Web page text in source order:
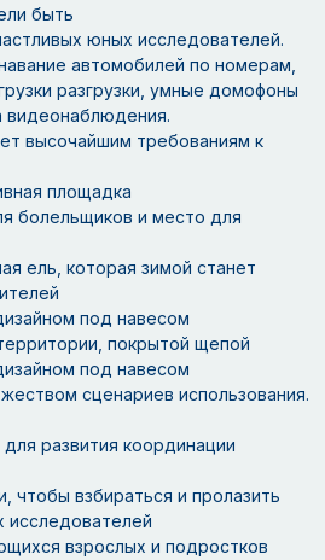
быть
юных исследователей.
автомобилей по номерам,
разгрузки, умные домофоны
видеонаблюдения.
высочайшим требованиям к
площадка
болельщиков и место для
ель, которая зимой станет
под навесом
покрытой щепой
под навесом
сценариев использования.
развития координации
чтобы взбираться и пролазить
исследователей
взрослых и подростков